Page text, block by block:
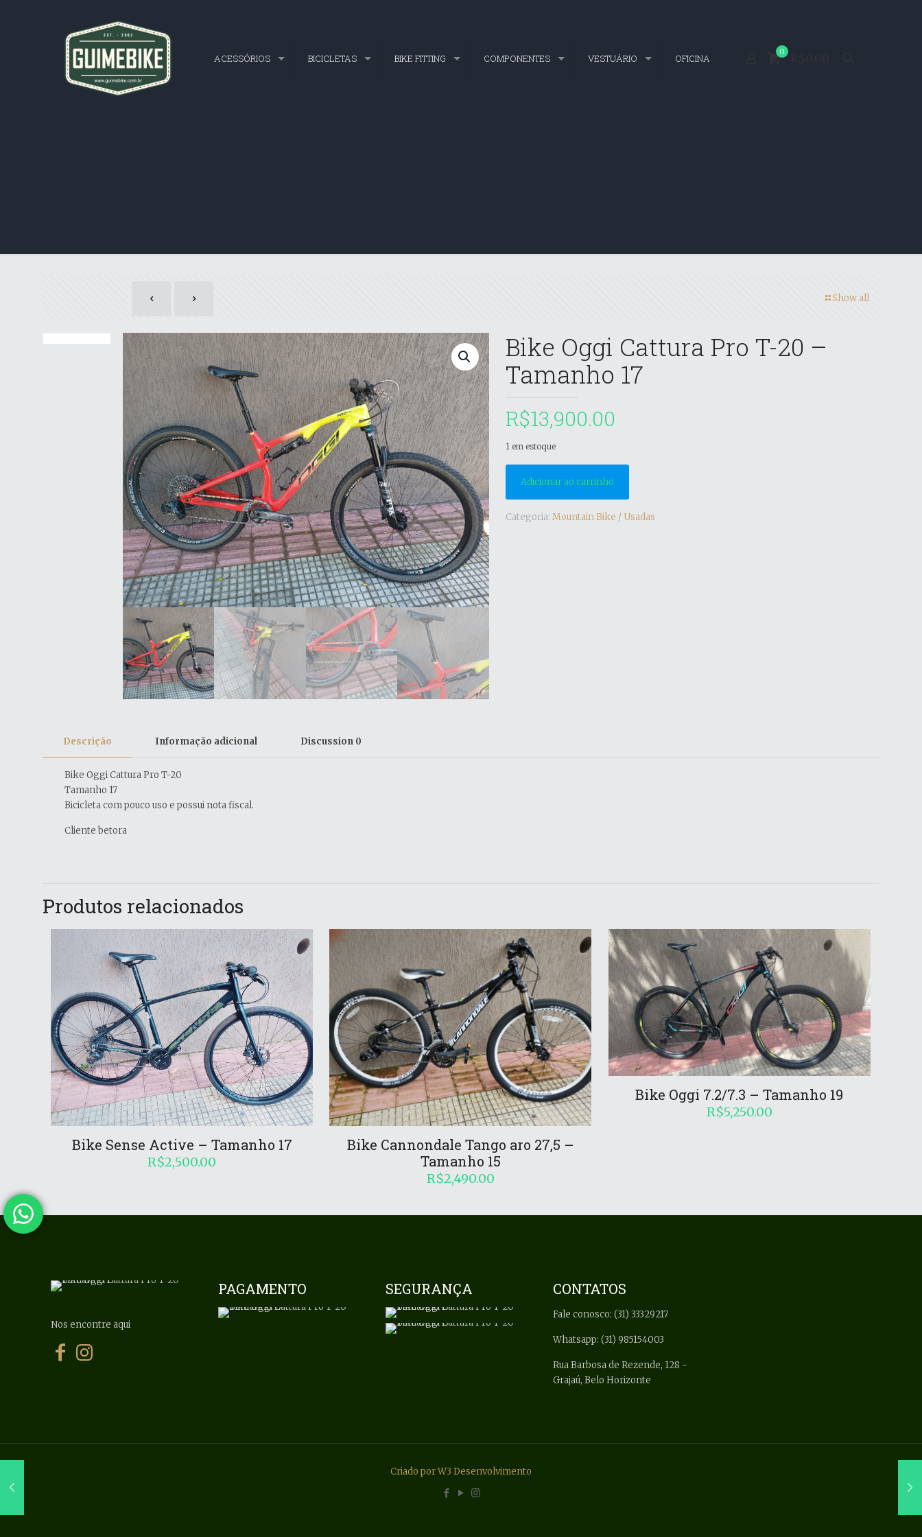
ACESSÓRIOS BICICLETAS BIKE FITTING COMPONENTES VESTUÁRIO OFICINA
0
Show all
Bike Oggi Cattura Pro T-20 –
Tamanho 17
R$13,900.00
1 em estoque
Adicionar ao carrinho
Categoria: Mountain Bike / Usadas
Descrição Informação adicional Discussion 0
Bike Oggi Cattura Pro T-20
Tamanho 17
Bicicleta com pouco uso e possui nota fiscal.
Cliente betora
Produtos relacionados
Bike Sense Active – Tamanho 17
R$2,500.00
Bike Cannondale Tango aro 27,5 –
Tamanho 15
R$2,490.00
Bike Oggi 7.2/7.3 – Tamanho 19
R$5,250.00
Nos encontre aqui
PAGAMENTO SEGURANÇA CONTATOS
Fale conosco: (31) 33329217
Whatsapp: (31) 985154003
Rua Barbosa de Rezende, 128 -
Grajaú, Belo Horizonte
Criado por W3 Desenvolvimento